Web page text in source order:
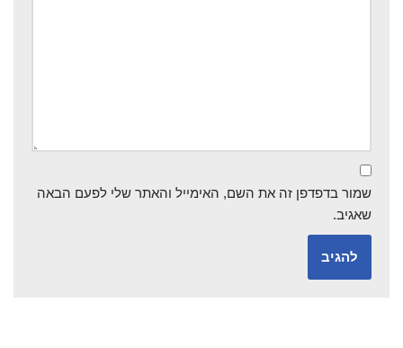
שמור בדפדפן זה את השם, האימייל והאתר שלי לפעם הבאה
שאגיב.